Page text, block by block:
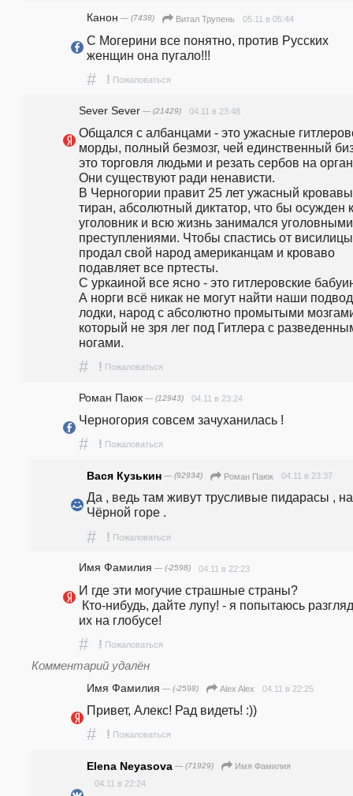
Канон — (7438) Витал Трупень 05.11 в 05:44
С Могерини все понятно, против Русских
женщин она пугало!!!
# ! Пожаловаться
Sever Sever — (21429) 04.11 в 23:48
Общался с албанцами - это ужасные
морды, полный безмозг, чей единственный
это торговля людьми и резать сербов на
Они существуют ради ненависти.
В Черногории правит 25 лет ужасный
тиран, абсолютный диктатор, что бы осужден
уголовник и всю жизнь занимался уголовными
преступлениями. Чтобы спастись от
продал свой народ американцам и кроваво
подавляет все пртесты.
С уркаиной все ясно - это гитлеровские
А норги всё никак не могут найти наши
лодки, народ с абсолютно промытыми
который не зря лег под Гитлера с
ногами.
# ! Пожаловаться
Роман Паюк — (12943) 04.11 в 23:24
Черногория совсем зачуханилась !
# ! Пожаловаться
Вася Кузькин — (92934) Роман Паюк 04.11 в 23:37
Да , ведь там живут трусливые пидарасы , на
Чёрной горе .
# ! Пожаловаться
Имя Фамилия — (-2598) 04.11 в 22:23
И где эти могучие страшные страны?
их на глобусе!
# ! Пожаловаться
Комментарий удалён
Имя Фамилия — (-2598) Alex Alex 04.11 в 22:25
Привет, Алекс! Рад видеть! :))
# ! Пожаловаться
Elena Neyasova — (71929)
Имя Фамилия
04.11 в 22:24